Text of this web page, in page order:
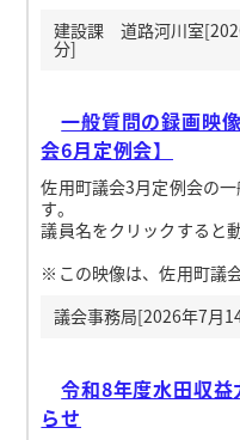
建設課 道路河川室
分]
一般質問の録画映
会6月定例会】
佐用町議会3月定例会の
す。
議員名をクリックすると
※この映像は、佐用町議
議会事務局[2026年7月
令和8年度水田収
らせ